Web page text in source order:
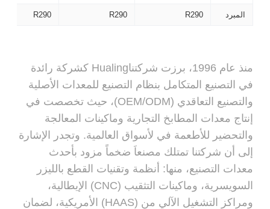
المبرد R290
R290
R290
منذ عام 1996، برزت شركتناHualing كشركة رائدة
في التصنيع المتكامل بنظام التصنيع للمعدات الأصلية
والتصنيع التعاقدي (OEM/ODM)، حيث تخصصت في
إنتاج معدات المطابخ التجارية وماكينات المعالجة
والتحضير للأطعمة في لأسواق العالمية. وتجدر الإشارة
إلى أن شركتنا تمتلك مصنعاَ ضخماً مزود بأحدث
معدات التصنيع، منها: أنظمة وتقنيات القطع بالليزر
السويسرية، وماكينات التثقيب (CNC) الإيطالية،
ومراكز التشغيل الآلي من (HAAS) الأمريكية، لضمان